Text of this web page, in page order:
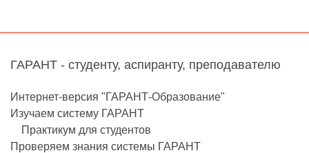
ГАРАНТ - студенту, аспиранту, преподавателю
Интернет-версия "ГАРАНТ-Образование"
Изучаем систему ГАРАНТ
Практикум для студентов
Проверяем знания системы ГАРАНТ